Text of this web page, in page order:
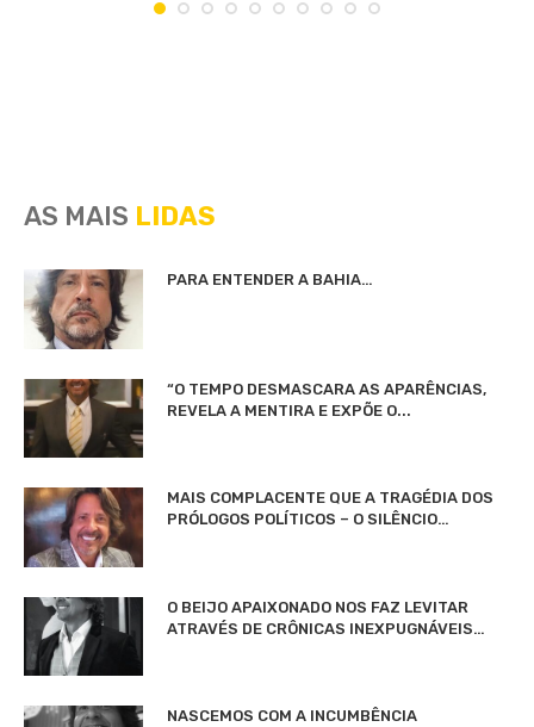
AS MAIS LIDAS
PARA ENTENDER A BAHIA…
“O TEMPO DESMASCARA AS APARÊNCIAS,
REVELA A MENTIRA E EXPÕE O...
MAIS COMPLACENTE QUE A TRAGÉDIA DOS
PRÓLOGOS POLÍTICOS – O SILÊNCIO…
O BEIJO APAIXONADO NOS FAZ LEVITAR
ATRAVÉS DE CRÔNICAS INEXPUGNÁVEIS…
NASCEMOS COM A INCUMBÊNCIA